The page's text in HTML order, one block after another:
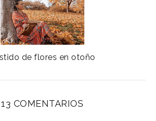
de flores en otoño
13 COMENTARIOS